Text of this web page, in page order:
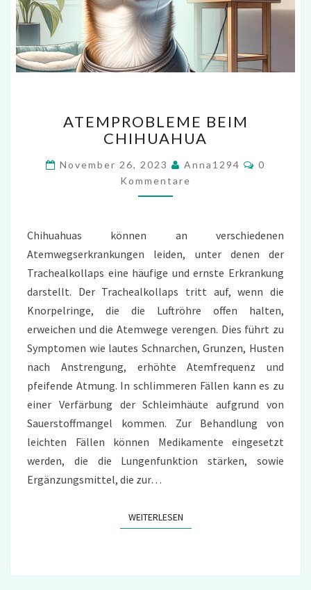
BEIM
CHIHUAHUA
ATEMPROBLEME BEIM
CHIHUAHUA
November 26, 2023 Anna1294
0
Kommentare
Chihuahuas können an verschiedenen
Atemwegserkrankungen leiden, unter denen der
Trachealkollaps eine häufige und ernste Erkrankung
darstellt. Der Trachealkollaps tritt auf, wenn die
Knorpelringe, die die Luftröhre offen halten,
erweichen und die Atemwege verengen. Dies führt zu
Symptomen wie lautes Schnarchen, Grunzen, Husten
nach Anstrengung, erhöhte Atemfrequenz und
pfeifende Atmung. In schlimmeren Fällen kann es zu
einer Verfärbung der Schleimhäute aufgrund von
Sauerstoffmangel kommen. Zur Behandlung von
leichten Fällen können Medikamente eingesetzt
werden, die die Lungenfunktion stärken, sowie
Ergänzungsmittel, die zur…
WEITERLESENWEITERLESEN